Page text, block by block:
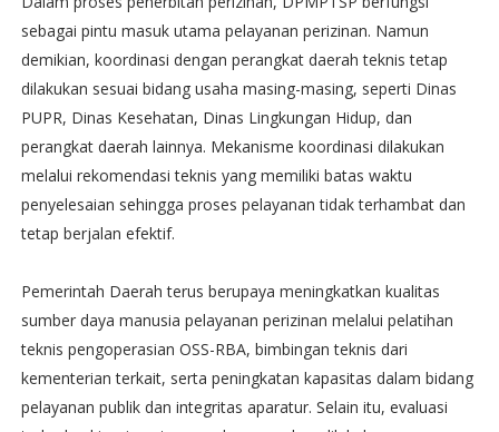
sebagai pintu masuk utama pelayanan perizinan. Namun
demikian, koordinasi dengan perangkat daerah teknis tetap
dilakukan sesuai bidang usaha masing-masing, seperti Dinas
PUPR, Dinas Kesehatan, Dinas Lingkungan Hidup, dan
perangkat daerah lainnya. Mekanisme koordinasi dilakukan
melalui rekomendasi teknis yang memiliki batas waktu
penyelesaian sehingga proses pelayanan tidak terhambat dan
tetap berjalan efektif.
Pemerintah Daerah terus berupaya meningkatkan kualitas
sumber daya manusia pelayanan perizinan melalui pelatihan
teknis pengoperasian OSS-RBA, bimbingan teknis dari
kementerian terkait, serta peningkatan kapasitas dalam bidang
pelayanan publik dan integritas aparatur. Selain itu, evaluasi